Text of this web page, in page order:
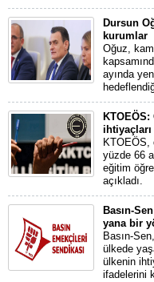
Dursun
kurumlar
Oğuz,
ayında
KTOEÖS,
yüzde 66
eğitim
açıkladı.
Basın-
yana bir
Basın-
ülkede
ülkenin
ifadelerini